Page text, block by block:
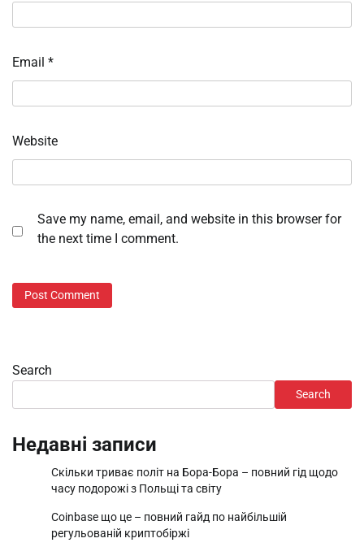
Email *
Website
Save my name, email, and website in this browser for
the next time I comment.
Search
Search
Недавні записи
Скільки триває політ на Бора-Бора – повний гід щодо
часу подорожі з Польщі та світу
Coinbase що це – повний гайд по найбільшій
регульованій криптобіржі